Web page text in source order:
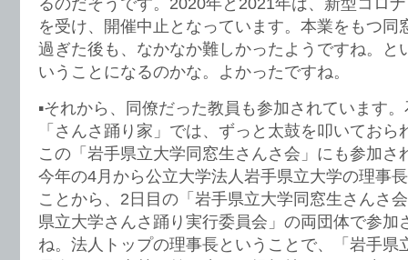
るのだそうです。2020年と2021年は、新型コロ
を受け、開催中止となっています。本業をもつ同
過ぎた後も、なかなか難しかったようですね。と
いうことになるのかな。よかったですね。
▪️それから、同僚だった教員も参加されています
「さんさ踊り家」では、ずっと太鼓を叩いてお
この「岩手県立大学同窓生さんさ会」にも参加さ
今年の4月から公立大学法人岩手県立大学の理事
ことから、2日目の「岩手県立大学同窓生さんさ
県立大学さんさ踊り実行委員会」の両団体で参加
ね。法人トップの理事長ということで、「岩手県